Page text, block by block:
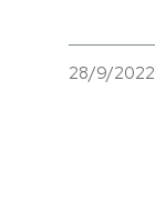
28/9/2022